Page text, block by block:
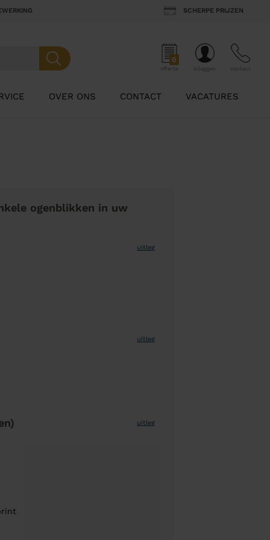
SCHERPE PRIJZEN
0
offerte inloggen contact
OVER ONS CONTACT VACATURES
ogenblikken in uw
uitleg
uitleg
uitleg